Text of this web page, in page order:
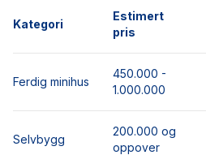
Kategori
Estimert
pris
Ferdig minihus
450.000 -
1.000.000
Selvbygg
200.000 og
oppover